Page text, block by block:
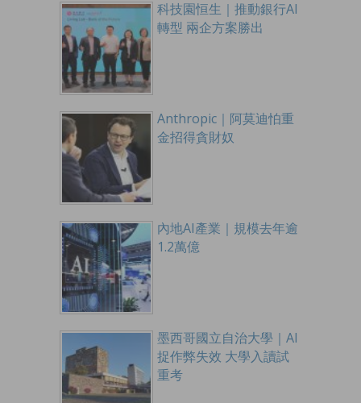
科技園恒生｜推動銀行AI
轉型 兩企方案勝出
Anthropic｜阿莫迪怕重
金招得貪財奴
內地AI產業｜規模去年逾
1.2萬億
墨西哥國立自治大學｜AI
捉作弊失效 大學入讀試
重考